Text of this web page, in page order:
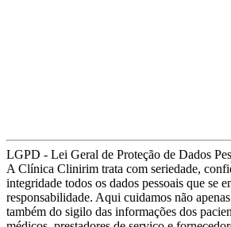
LGPD - Lei Geral de Proteção de Dados
A Clínica Clinirim trata com seriedade,
integridade todos os dados pessoais que se
responsabilidade. Aqui cuidamos não
também do sigilo das informações dos